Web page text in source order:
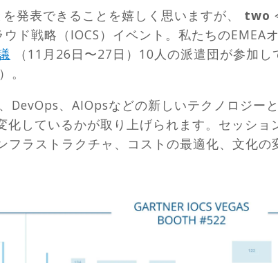
発表できることを嬉しく思いますが、 two
ド戦略（IOCS）イベント。私たちのEMEA
（11月26日〜27日）10人の派遣団が参加し
。
DevOps、AIOpsなどの新しいテクノロジー
しているかが取り上げられます。セッショ
ラストラクチャ、コストの最適化、文化の